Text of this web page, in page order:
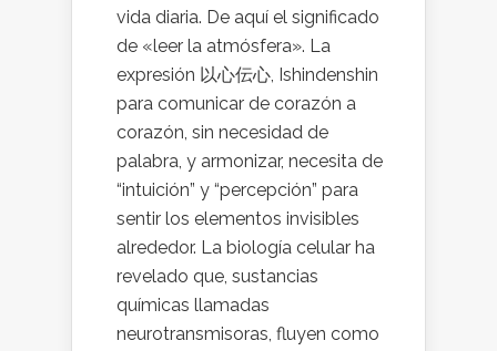
vida diaria. De aquí el significado
de «leer la atmósfera». La
expresión 以心伝心, Ishindenshin
para comunicar de corazón a
corazón, sin necesidad de
palabra, y armonizar, necesita de
“intuición” y “percepción” para
sentir los elementos invisibles
alrededor. La biología celular ha
revelado que, sustancias
químicas llamadas
neurotransmisoras, fluyen como